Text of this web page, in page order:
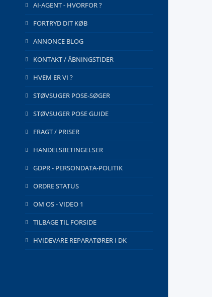
AI-AGENT - HVORFOR ?
FORTRYD DIT KØB
ANNONCE BLOG
KONTAKT / ÅBNINGSTIDER
HVEM ER VI ?
STØVSUGER POSE-SØGER
STØVSUGER POSE GUIDE
FRAGT / PRISER
HANDELSBETINGELSER
GDPR - PERSONDATA-POLITIK
ORDRE STATUS
OM OS - VIDEO 1
TILBAGE TIL FORSIDE
HVIDEVARE REPARATØRER I DK